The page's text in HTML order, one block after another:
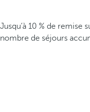
Jusqu’à 10 % de remise
nombre de séjours